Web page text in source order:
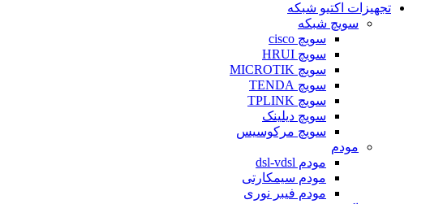
تجهیزات اکتیو شبکه
سویچ شبکه
سویچ cisco
سویچ HRUI
سویچ MICROTIK
سویچ TENDA
سویچ TPLINK
سویچ دیلینک
سویچ مرکوسیس
مودم
مودم dsl-vdsl
مودم سیمکارتی
مودم فیبر نوری